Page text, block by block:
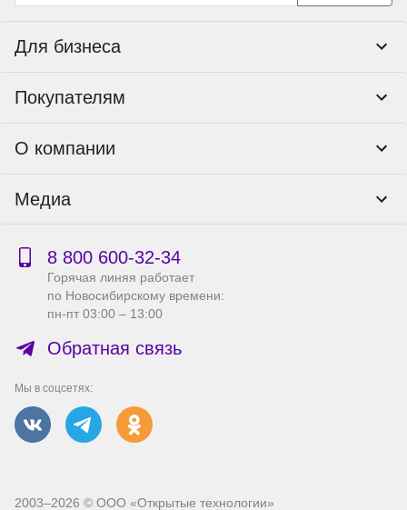
Для бизнеса
Тендеры и гос закупки
Покупателям
Пункты выдачи
Доставка
Гарантия и возврат
Бонусная программа
Сервисный центр
Справка по работе с e2e4 ID
О компании
Реквизиты
Публичная оферта
Правила продажи на сайте
Производители
Вакансии
Медиа
Новости
Акции
8 800 600‑32‑34
Горячая линяя работает
по Новосибирскому времени:
пн-пт 03:00 – 13:00
Обратная связь
Мы в соцсетях:
2003–2026 © ООО «Открытые технологии»